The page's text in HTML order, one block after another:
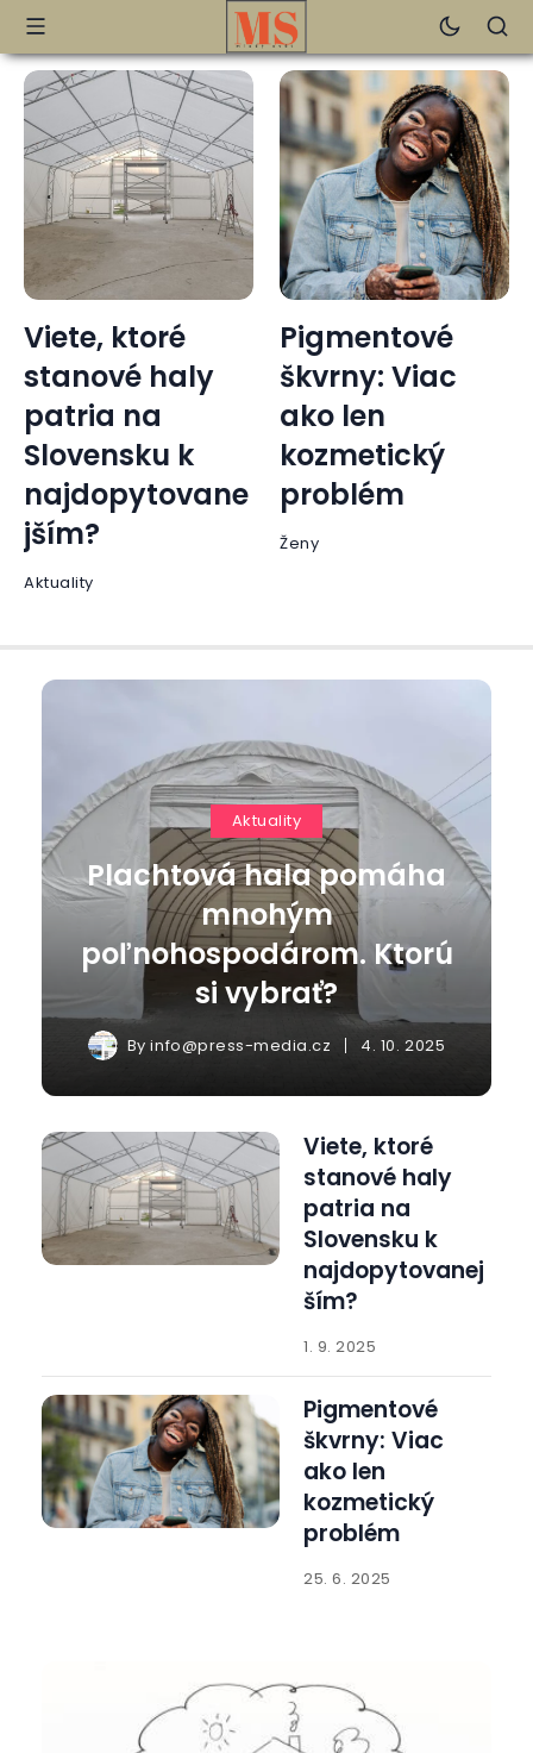
Viete, ktoré
stanové haly
patria na
Slovensku k
najdopytovane
jším?
Aktuality
Pigmentové
škvrny: Viac
ako len
kozmetický
problém
Ženy
Aktuality
Plachtová hala pomáha
mnohým
poľnohospodárom. Ktorú
si vybrať?
Byinfo@press-media.cz 4. 10. 2025
Viete, ktoré
stanové haly
patria na
Slovensku k
najdopytovanej
ším?
1. 9. 2025
Pigmentové
škvrny: Viac
ako len
kozmetický
problém
25. 6. 2025